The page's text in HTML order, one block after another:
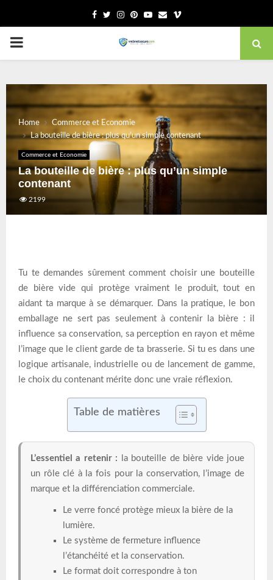
Facebook
TwitterInstagram
PinterestYoutube
EmailVimeo
PRIMARY
Home
Commerce et Economie
La bouteille de bière : plus qu’un simple contenant
Commerce et Economie
La bouteille de bière : plus qu’un simple
contenant
2199
Tu te demandes sûrement comment choisir une bouteille
de bière vide qui protège vraiment le produit, tout en
aidant ta marque à se démarquer. Dans la pratique, le bon
emballage ne sert pas seulement à contenir la bière : il
influence sa conservation, sa perception en rayon et même
l’image que le client garde de ta brasserie. Si tu es dans une
logique artisanale, industrielle ou de lancement de gamme,
le choix du contenant mérite donc une vraie réflexion.
Table de matières
L’essentiel a retenir : la bouteille de bière vide joue
un rôle clé à la fois pour la conservation, l’image de
marque et la différenciation commerciale.
Le verre foncé protège mieux la bière de la
lumière.
Le système de fermeture influence
l’étanchéité et la conservation.
Le format doit correspondre à ton